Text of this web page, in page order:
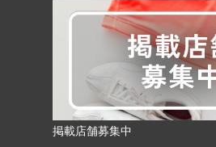
掲載店舗募集中